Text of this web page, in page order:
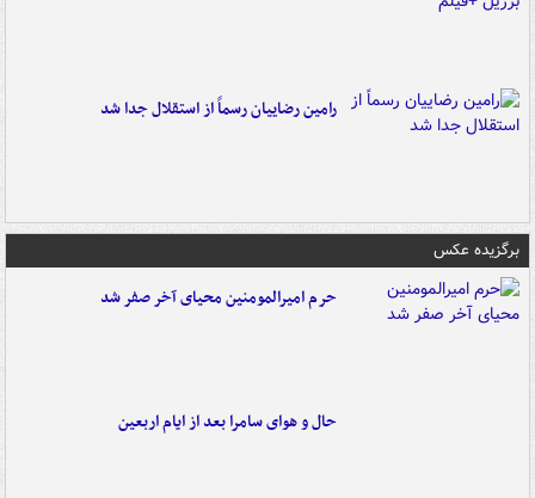
رامین رضاییان رسماً از استقلال جدا شد
برگزیده عکس
حرم امیرالمومنین محیای آخر صفر شد
حال و هوای سامرا بعد از ایام اربعین